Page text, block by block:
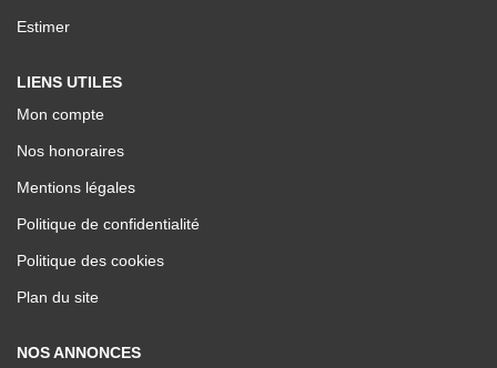
Estimer
LIENS UTILES
Mon compte
Nos honoraires
Mentions légales
Politique de confidentialité
Politique des cookies
Plan du site
NOS ANNONCES